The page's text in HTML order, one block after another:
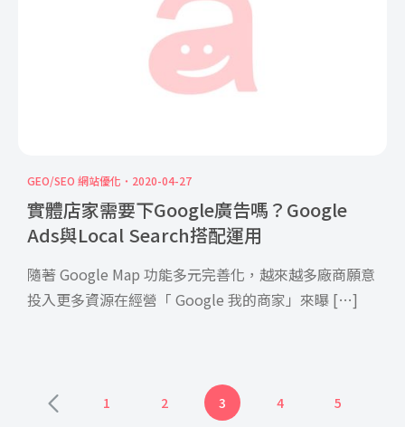
GEO/SEO 網站優化 2020-04-27
實體店家需要下Google廣告嗎？Google
Ads與Local Search搭配運用
隨著 Google Map 功能多元完善化，越來越多廠商願意
投入更多資源在經營「 Google 我的商家」來曝 […]
1 2 3 4 5